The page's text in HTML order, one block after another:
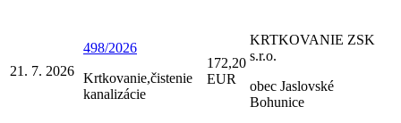
21. 7. 2026
498/2026
Krtkovanie,čistenie
kanalizácie
172,20
EUR
KRTKOVANIE ZSK
s.r.o.
obec Jaslovské
Bohunice